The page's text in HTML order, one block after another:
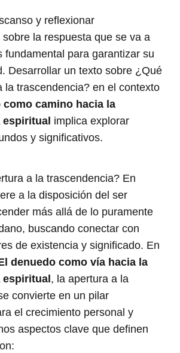
y reflexionar
la respuesta que se va a
fundamental para garantizar su
Desarrollar un texto sobre ¿Qué
la trascendencia? en el contexto
como camino hacia la
implica explorar
y significativos.
a la trascendencia? En
a la disposición del ser
más allá de lo puramente
buscando conectar con
de existencia y significado. En
denuedo como vía hacia la
, la apertura a la
convierte en un pilar
el crecimiento personal y
aspectos clave que definen